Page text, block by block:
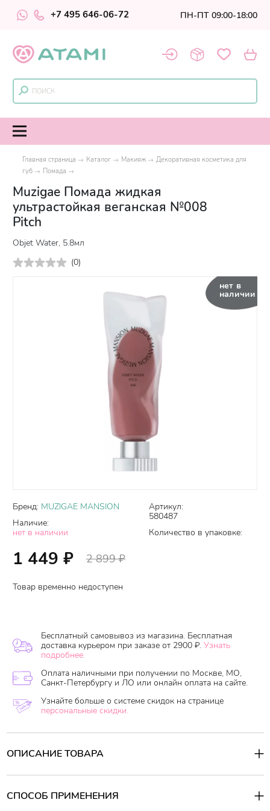
+7 495 646-06-72 ПН-ПТ 09:00-18:00
Главная страница Каталог Макияж
Декоративная косметика для
губ
Помада
Muzigae Помада жидкая
ультрастойкая веганская №008
Pitch
Objet Water, 5.8мл
(0)
нет в
наличии
Бренд: MUZIGAE MANSION
Наличие:
нет в наличии
Артикул:
580487
Количество в упаковке:
1 449 ₽ 2 899₽
Товар временно недоступен
Бесплатный самовывоз из магазина. Бесплатная
доставка курьером при заказе от 2900 ₽. Узнать
подробнее.
Оплата наличными при получении по Москве, МО,
Санкт-Петербургу и ЛО или онлайн оплата на сайте.
Узнайте больше о системе скидок на странице
персональные скидки.
ОПИСАНИЕ ТОВАРА
Ультрастойкая жидкая помада MUZIGAE MANSION Objet Water
Продукт имеет размытую гелевую текстуру, придающую
светоотражающий оттенок и легкость.
СПОСОБ ПРИМЕНЕНИЯ